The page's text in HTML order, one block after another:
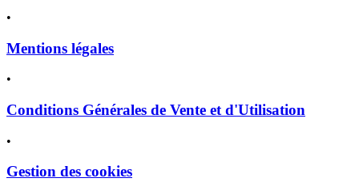
•
Mentions légales
•
Conditions Générales de Vente et d'Utilisation
•
Gestion des cookies